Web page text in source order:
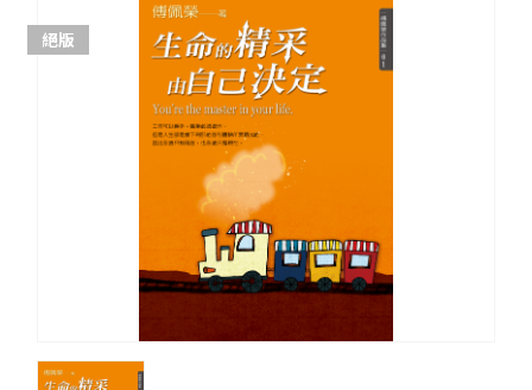
絕版